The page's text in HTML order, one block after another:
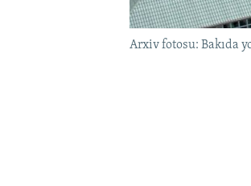
Arxiv fotosu: Bakıda